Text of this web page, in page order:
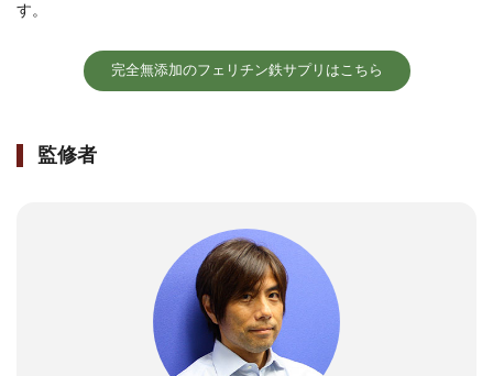
す。
完全無添加のフェリチン鉄サプリはこちら
監修者